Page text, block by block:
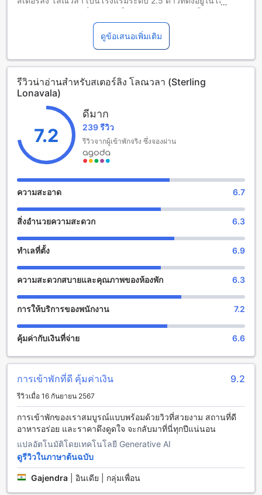
จำนวนผู้เข้าพักที่กำหนดในแต่ละห้องสำหรับข้อมูลเพิ่มเติม
นโยบายที่แตกต่างหรือเงื่อนไขเพิ่มเติม
ทำให้คุณสามารถเข้าถึงแหล่งท่องเที่ยวต่างๆ ได้อย่างสะดวกสบาย
โรงแรมแห่งนี้มีห้องพักทั้งหมด 44 ห้อง พร้อมให้บริการคุณด้วย
ความสะดวกสบายและความเป็นส่วนตัวในบรรยากาศที่เงียบสงบ
เหมาะสำหรับการพักผ่อนในวันหยุดของคุณ
การเช็คอินสามารถทำได้ตั้งแต่เวลา 14:00 น. และเช็คเอาท์ได้
จนถึงเวลา 11:00 น. นอกจากนี้ โรงแรมยังมีนโยบายที่เอื้ออำนวย
สำหรับครอบครัว โดยอนุญาตให้เด็กอายุระหว่าง 2 ถึง 11 ปีเข้าพัก
ฟรี ทำให้คุณสามารถพาครอบครัวมาใช้เวลาร่วมกันได้อย่างไม่มี
ข้อกังวล หากคุณกำลังมองหาสถานที่พักผ่อนที่มีความสะดวกสบาย
และเหมาะสำหรับทุกคนในครอบครัว สเตอร์ลิง โลณวลา คือคำ
ตอบที่คุณไม่ควรพลาด!
สิ่งอำนวยความสะดวกด้านความบันเทิงที่ สเตอร์ลิง โลณวลา
ที่ สเตอร์ลิง โลณวลา คุณจะได้สัมผัสกับความสนุกสนานในการ
ธรรมชาติอันร่มรื่น ที่นี่เป็นสถานที่ที่เหมาะสำหรับการเดินเล่น
หรือจัดปาร์ตี้กลางแจ้งกับครอบครัวและเพื่อนฝูง คุณสามารถนั่ง
ทั้งชมความงามของดอกไม้และพืชพรรณที่ปลูกอย่างพิถีพิถัน
และความบันเทิงที่หลากหลาย ไม่ว่าคุณจะชื่นชอบการเล่นเกม
กระดานหรือเกมวิดีโอ ที่นี่มีทุกอย่างที่คุณต้องการสำหรับการสร้าง
และครอบครัวได้ใช้เวลาร่วมกันอย่างสนุกสนาน พร้อมทั้งสร้าง
สนุกสนานและความสุข.
ที่สเตอร์ลิง โลณวลา คุณจะได้พบกับสระว่ายน้ำกลางแจ้งที่
สวยงามและกว้างขวาง ซึ่งเป็นจุดเด่นที่น่าประทับใจสำหรับผู้ที่รัก
การว่ายน้ำและการพักผ่อนในบรรยากาศที่สดชื่น สระว่ายน้ำนี้ถูก
ออกแบบมาให้มีความสะอาดและปลอดภัย พร้อมพื้นที่สำหรับนั่งพัก
ผ่อนรอบๆ ที่ให้คุณได้สัมผัสกับแสงแดดและธรรมชาติอย่างเต็มที่
นอกจากการว่ายน้ำแล้ว สเตอร์ลิง โลณวลา ยังมีพื้นที่สำหรับ
กิจกรรมกลางแจ้งอื่นๆ ที่เหมาะสำหรับการเล่นกีฬาและการออก
กำลังกาย เช่น สนามหญ้าสำหรับการเล่นฟุตบอลหรือกิจกรรมกลุ่ม
ต่างๆ ที่จะทำให้คุณได้สนุกสนานและสร้างความทรงจำที่ดีใน
ระหว่างการเข้าพักที่นี่ ไม่ว่าคุณจะมาเป็นกลุ่มเพื่อนหรือครอบครัว
สถานที่แห่งนี้จะมอบประสบการณ์ที่น่าตื่นเต้นและเต็มไปด้วย
ดูข้อเสนอเพิ่มเติม
รีวิวน่าอ่านสำหรับสเตอร์ลิง โลณวลา (Sterling
Lonavala)
7.2
ดีมาก
239 รีวิว
รีวิวจากผู้เข้าพักจริง ซึ่งจองผ่าน
ความสะอาด 6.7
สิ่งอำนวยความสะดวก 6.3
ทำเลที่ตั้ง 6.9
ความสะดวกสบายและคุณภาพของห้องพัก 6.3
การให้บริการของพนักงาน 7.2
คุ้มค่ากับเงินที่จ่าย 6.6
การเข้าพักที่ดี คุ้มค่าเงิน 9.2
รีวิวเมื่อ 16 กันยายน 2567
การเข้าพักของเราสมบูรณ์แบบพร้อมด้วยวิวที่สวยงาม สถานที่ดี
อาหารอร่อย และราคาดึงดูดใจ จะกลับมาที่นี่ทุกปีแน่นอน
แปลอัตโนมัติโดยเทคโนโลยี Generative AI
ดูรีวิวในภาษาต้นฉบับ
Gajendra อินเดีย | กลุ่มเพื่อน